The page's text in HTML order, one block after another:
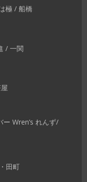
極 / 船橋
/ 一関
Wren’s れんず/
田町